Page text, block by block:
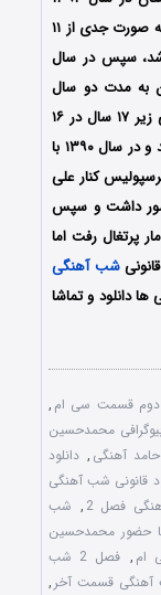
انجام داد؛ محمدحسین کنعانی زادگان فوتبال را به صورت جدی از ۱۱
شد، سپس در سال
به مدت دو سال
بازی کرد؛ کنعانی زادگان بعد از دعوت به تیم ملی زیر ۱۷ سال در ۱۶
سالگی، چهره‌اش برای اهالی فوتبال شناخته‌تر شد و در سال ۱۳۹۰ با
کنار علی
داشت و سپس
پرتغال رفت اما
شب آهنگی
دانلود و تماشا
دوم قسمت سی ام ,
محمدحسین
حامد آهنگی , دانلود
قانونی شب آهنگی
فصل 2 , شب
حضور محمدحسین
ام ,
فصل 2 شب
قسمت آخر‌ ,